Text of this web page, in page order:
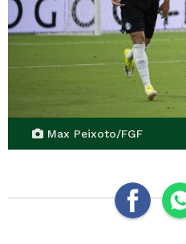
Max Peixoto/FGF